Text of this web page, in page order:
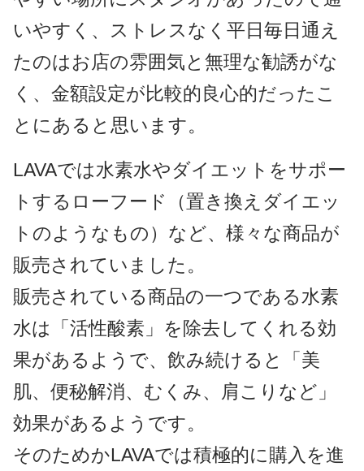
いやすく、ストレスなく平日毎日通え
たのはお店の雰囲気と無理な勧誘がな
く、金額設定が比較的良心的だったこ
とにあると思います。
LAVAでは水素水やダイエットをサポー
トするローフード（置き換えダイエッ
トのようなもの）など、様々な商品が
販売されていました。
販売されている商品の一つである水素
水は「活性酸素」を除去してくれる効
果があるようで、飲み続けると「美
肌、便秘解消、むくみ、肩こりなど」
効果があるようです。
そのためかLAVAでは積極的に購入を進